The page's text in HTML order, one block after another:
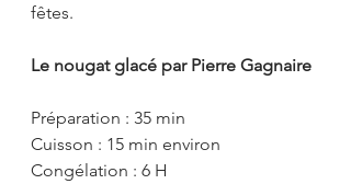
fêtes.
Le nougat glacé par Pierre Gagnaire
Préparation : 35 min
Cuisson : 15 min environ
Congélation : 6 H